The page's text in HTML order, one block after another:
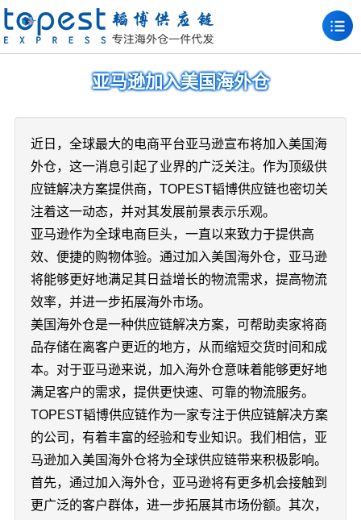
亚马逊加入美国海外仓
近日，全球最大的电商平台亚马逊宣布将加入美国海
外仓，这一消息引起了业界的广泛关注。作为顶级供
应链解决方案提供商，TOPEST韬博供应链也密切关
注着这一动态，并对其发展前景表示乐观。
亚马逊作为全球电商巨头，一直以来致力于提供高
效、便捷的购物体验。通过加入美国海外仓，亚马逊
将能够更好地满足其日益增长的物流需求，提高物流
效率，并进一步拓展海外市场。
美国海外仓是一种供应链解决方案，可帮助卖家将商
品存储在离客户更近的地方，从而缩短交货时间和成
本。对于亚马逊来说，加入海外仓意味着能够更好地
满足客户的需求，提供更快速、可靠的物流服务。
TOPEST韬博供应链作为一家专注于供应链解决方案
的公司，有着丰富的经验和专业知识。我们相信，亚
马逊加入美国海外仓将为全球供应链带来积极影响。
首先，通过加入海外仓，亚马逊将有更多机会接触到
更广泛的客户群体，进一步拓展其市场份额。其次，